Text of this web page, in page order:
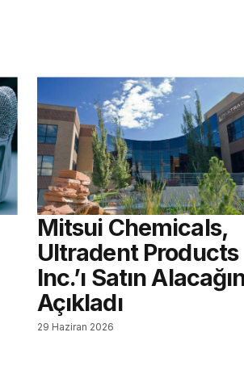
Mitsui Chemicals,
Ultradent Products
Inc.’ı Satın
Açıkladı
29 Haziran 2026